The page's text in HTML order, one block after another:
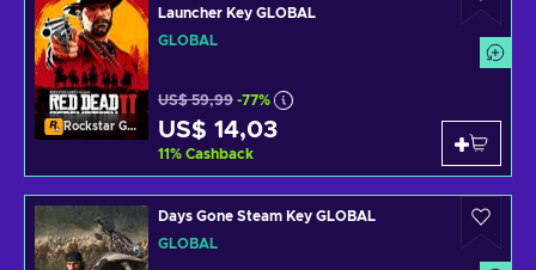
Rockstar Games Launcher
Launcher Key GLOBAL
GLOBAL
US$ 59,99 -77%
US$ 14,03
11% Cashback
Days Gone Steam Key GLOBAL
GLOBAL